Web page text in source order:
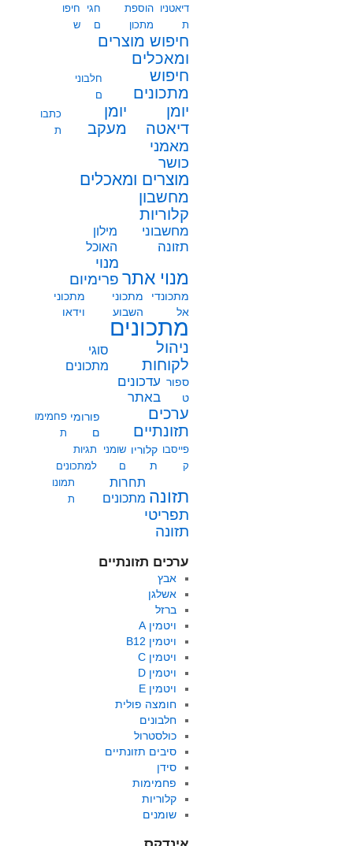
דיאטניו
ת
הוספת
מתכון
חגי
ם
חיפו
ש
חיפוש מוצרים
ומאכלים
חיפוש
מתכונים
חלבוני
ם
יומן
דיאטה
יומן
מעקב
כתבו
ת
מאמני
כושר
מוצרים ומאכלים
מחשבון
קלוריות
מחשבוני
תזונה
מילון
האוכל
מנוי אתר
מנוי
פרימיום
מתכונדי
אל
מתכוני
השבוע
מתכוני
וידאו
מתכונים
ניהול
לקוחות
סוגי
מתכונים
ספור
ט
עדכונים
באתר
ערכים
תזונתיים
פורומי
ם
פחמימו
ת
פייסבו
ק
קלוריו
ת
שומני
ם
תגיות
למתכונים
תזונה
תחרות
מתכונים
תמונו
ת
תפריטי
תזונה
ערכים תזונתיים
אבץ
אשלגן
ברזל
ויטמין A
ויטמין B12
ויטמין C
ויטמין D
ויטמין E
חומצה פולית
חלבונים
כולסטרול
סיבים תזונתיים
סידן
פחמימות
קלוריות
שומנים